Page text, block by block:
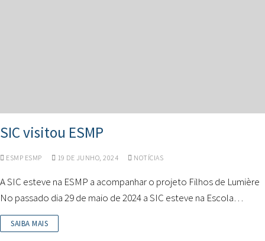
SIC visitou ESMP
ESMP ESMP 19 DE JUNHO, 2024 NOTÍCIAS
A SIC esteve na ESMP a acompanhar o projeto Filhos de Lumière
No passado dia 29 de maio de 2024 a SIC esteve na Escola…
SAIBA MAIS